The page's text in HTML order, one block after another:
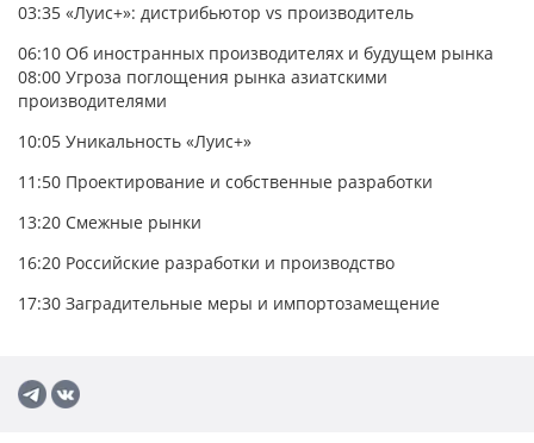
03:35 «Луис+»: дистрибьютор vs производитель
06:10 Об иностранных производителях и будущем рынка
08:00 Угроза поглощения рынка азиатскими
производителями
10:05 Уникальность «Луис+»
11:50 Проектирование и собственные разработки
13:20 Смежные рынки
16:20 Российские разработки и производство
17:30 Заградительные меры и импортозамещение